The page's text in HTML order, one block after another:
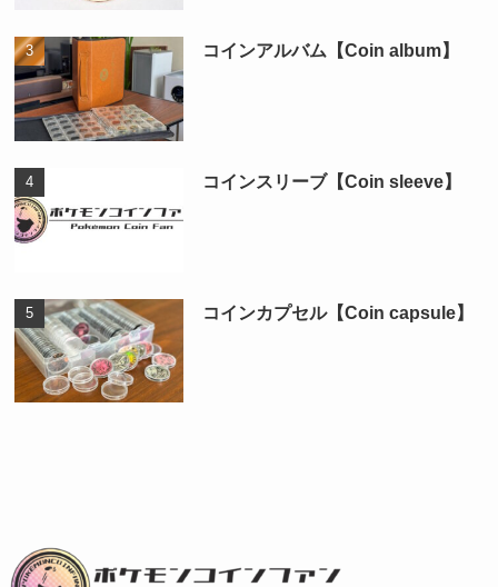
コインアルバム【Coin album】
コインスリーブ【Coin sleeve】
コインカプセル【Coin capsule】